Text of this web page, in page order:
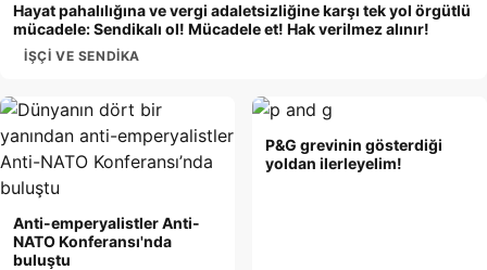
Hayat pahalılığına ve vergi adaletsizliğine karşı tek yol örgütlü
mücadele: Sendikalı ol! Mücadele et! Hak verilmez alınır!
İŞÇI VE SENDIKA
Anti-emperyalistler Anti-
NATO Konferansı'nda
buluştu
P&G grevinin gösterdiği
yoldan ilerleyelim!